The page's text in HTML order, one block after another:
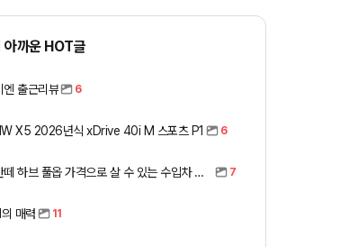
아까운 HOT글
엔 출근리뷰 6
X5 2026년식 xDrive 40i M 스포츠 P1 6
아반떼 하브 풀옵 가격으로 살 수 있는 수입차 모아봤습니다 (중고 포함) 7
매력 11